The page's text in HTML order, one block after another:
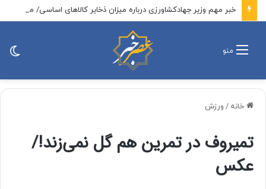
خبر مهم وزیر جهادکشاورزی درباره میزان ذخایر کالاهای اساسی/ مطمئن باشید جای هیچ نگرانی نیست
منو
خانه / ورزش
تمیروف در تمرین هم گل نمی‌زند!/
عکس